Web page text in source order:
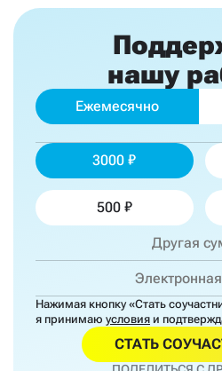
нашу
Ежемесячно
3000
500
Нажимая кнопку «Стать
я принимаю условия и
СТАТЬ